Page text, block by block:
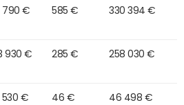
790 € 585 € 330 394 €
930 € 285 € 258 030 €
530 € 46 € 46 498 €